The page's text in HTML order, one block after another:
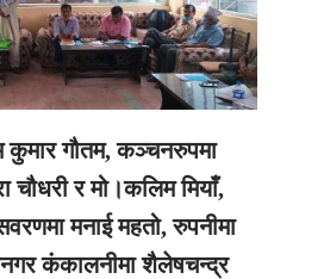
कुमार गौतम, कञ्चनरुपमा
चौधरी र मो।कलिम मियाँ,
मनाई महतो, रुपनीमा
कंकालनीमा शैलेषचन्द्र